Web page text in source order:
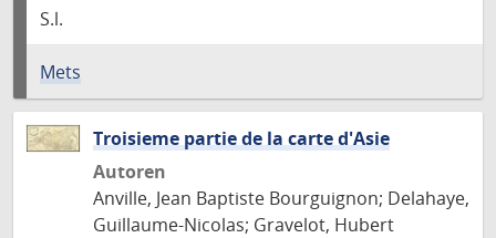
S.l.
Mets
Troisieme partie de la carte d'Asie
Autoren
Anville, Jean Baptiste Bourguignon; Delahaye,
Guillaume-Nicolas; Gravelot, Hubert